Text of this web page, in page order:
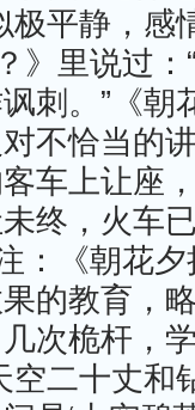
极平静，感
》里说过
刺。”《朝
不恰当的
车上让座
终，火车
：《朝花
的教育，
次桅杆，
空二十丈和